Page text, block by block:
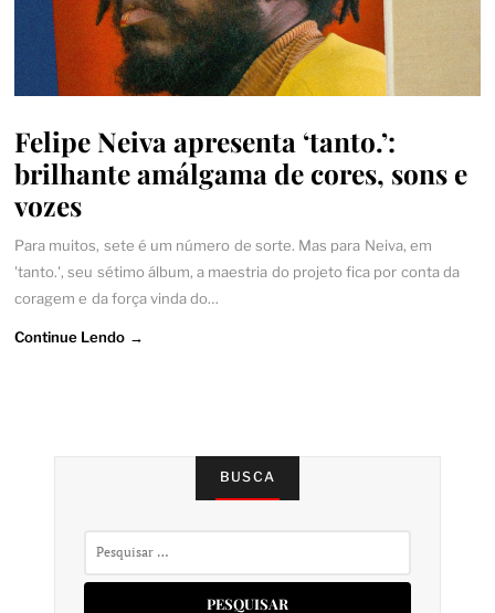
Felipe Neiva apresenta ‘tanto.’:
brilhante amálgama de cores, sons e
vozes
Para muitos, sete é um número de sorte. Mas para Neiva, em
'tanto.', seu sétimo álbum, a maestria do projeto fica por conta da
coragem e da força vinda do…
Continue Lendo →
BUSCA